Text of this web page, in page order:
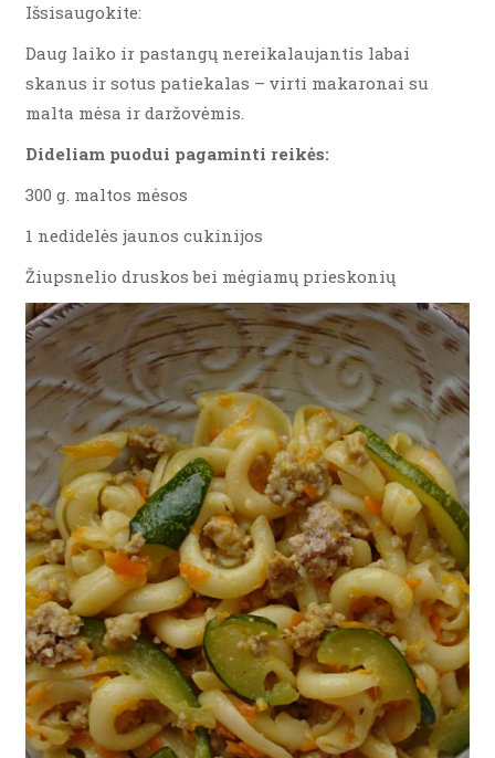
Išsisaugokite:
Daug laiko ir pastangų nereikalaujantis labai
skanus ir sotus patiekalas – virti makaronai su
malta mėsa ir daržovėmis.
Dideliam puodui pagaminti reikės:
300 g. maltos mėsos
1 nedidelės jaunos cukinijos
Žiupsnelio druskos bei mėgiamų prieskonių